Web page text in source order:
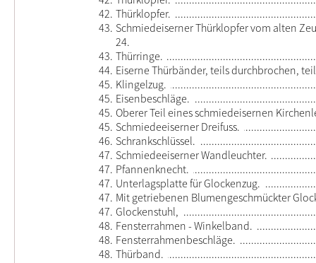
42. Thürklopfer.
43. Schmiedeiserner Thürklopfer vom alten
24.
43. Thürringe.
44. Eiserne Thürbänder, teils durchbrochen,
45. Klingelzug.
45. Eisenbeschläge.
45. Oberer Teil eines schmiedeisernen
45. Schmiedeeiserner Dreifuss.
46. Schrankschlüssel.
47. Schmiedeeiserner Wandleuchter.
47. Pfannenknecht.
47. Unterlagsplatte für Glockenzug.
47. Mit getriebenen Blumengeschmückter
47. Glockenstuhl,
48. Fensterrahmen - Winkelband.
48. Fensterrahmenbeschläge.
48. Thürband.